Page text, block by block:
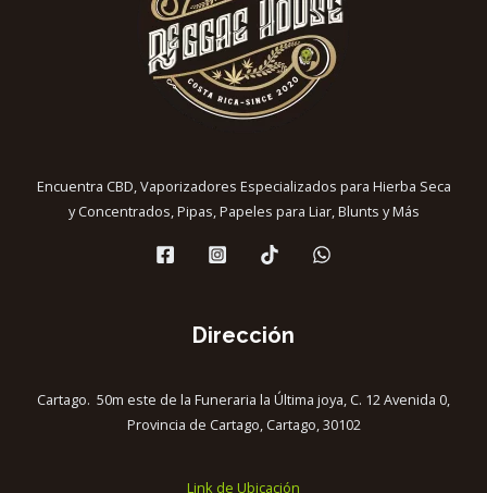
Encuentra CBD, Vaporizadores Especializados para Hierba Seca
y Concentrados, Pipas, Papeles para Liar, Blunts y Más
Dirección
Cartago. 50m este de la Funeraria la Última joya, C. 12 Avenida 0,
Provincia de Cartago, Cartago, 30102
Link de Ubicación